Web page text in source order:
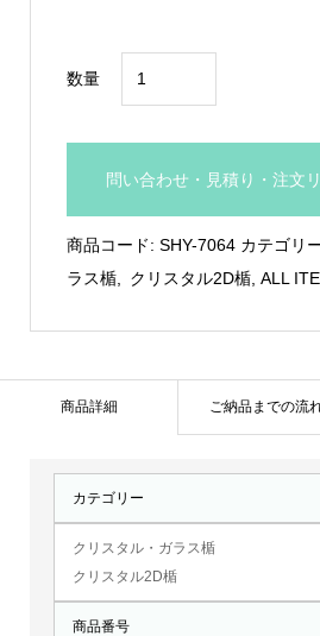
数量
学
フ
個
問い合わせ・見積り・注文
商品コード: SHY-7064 カテゴリ
ラス楯, クリスタル2D楯, ALL
商品詳細 ご納品までの流
カテゴリー
クリスタル・ガラス楯
クリスタル2D楯
商品番号